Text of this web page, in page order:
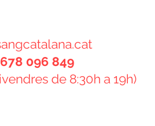
096 849
de 8:30h a 19h)